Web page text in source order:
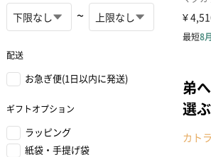
~
配送
お急ぎ便(1日以内に発送)
ギフトオプション
ラッピング
紙袋・手提げ袋
弟
選ぶ
カト